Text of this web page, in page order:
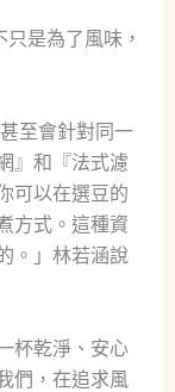
是為了風味，
至會針對同一
』和『法式濾
可以在選豆的
方式。這種資
。」林若涵說
杯乾淨、安心
們，在追求風